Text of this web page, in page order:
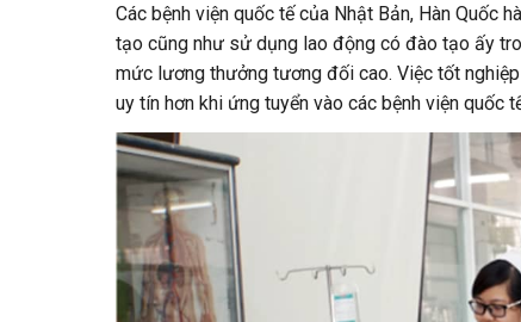
Các bệnh viện quốc tế của Nhật Bản, Hàn Quốc
tạo cũng như sử dụng lao động có đào tạo ấy
mức lương thưởng tương đối cao. Việc tốt
uy tín hơn khi ứng tuyển vào các bệnh viện quốc